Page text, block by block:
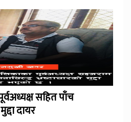
सहित पाँच
दायर